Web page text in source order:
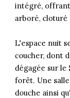
intégré, offrant
arboré,
L'espace nuit
coucher, dont
dégagée sur
forêt. Une
douche ainsi